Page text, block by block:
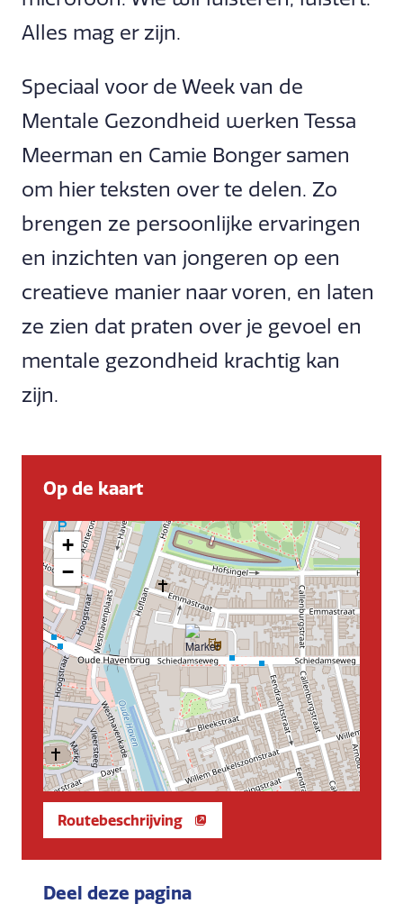
Alles mag er zijn.
Speciaal voor de Week van de
Mentale Gezondheid werken Tessa
Meerman en Camie Bonger samen
om hier teksten over te delen. Zo
brengen ze persoonlijke ervaringen
en inzichten van jongeren op een
creatieve manier naar voren, en laten
ze zien dat praten over je gevoel en
mentale gezondheid krachtig kan
zijn.
Op de kaart
+
−
Routebeschrijving
Deel deze pagina